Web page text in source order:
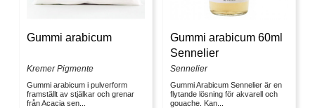
Gummi arabicum
Kremer Pigmente
Gummi arabicum i pulverform
framställt av stjälkar och grenar
från Acacia sen...
Gummi arabicum 60ml
Sennelier
Sennelier
Gummi Arabicum Sennelier är en
flytande lösning för akvarell och
gouache. Kan...